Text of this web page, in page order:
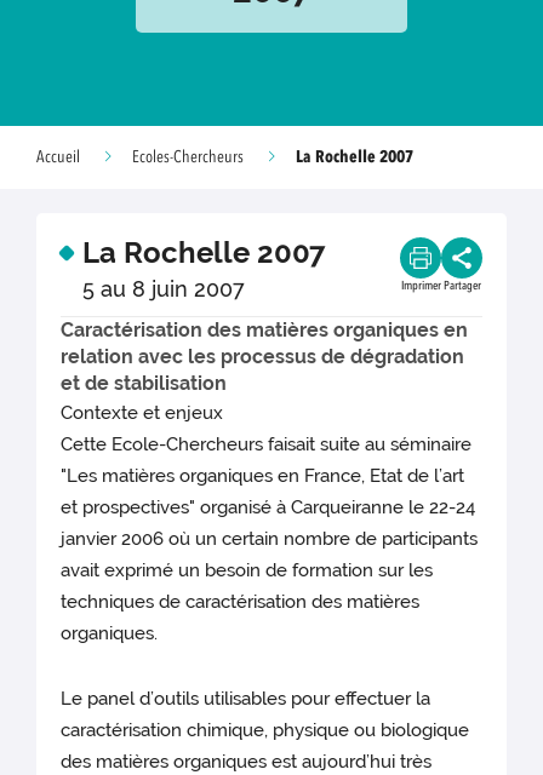
Accueil Ecoles-Chercheurs La Rochelle 2007
La Rochelle 2007
5 au 8 juin 2007 Imprimer Partager
Caractérisation des matières organiques en
relation avec les processus de dégradation
et de stabilisation
Contexte et enjeux
Cette Ecole-Chercheurs faisait suite au séminaire
"Les matières organiques en France, Etat de l’art
et prospectives" organisé à Carqueiranne le 22-24
janvier 2006 où un certain nombre de participants
avait exprimé un besoin de formation sur les
techniques de caractérisation des matières
organiques.
Le panel d’outils utilisables pour effectuer la
caractérisation chimique, physique ou biologique
des matières organiques est aujourd’hui très